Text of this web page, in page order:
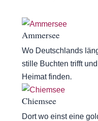
Ammersee
Wo Deutschlands
stille Buchten trifft
Heimat finden.
Chiemsee
Dort wo einst eine